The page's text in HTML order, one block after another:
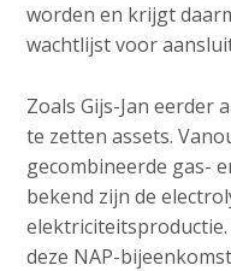
worden en krijgt
wachtlijst voor
Zoals Gijs-Jan eerder
te zetten assets.
gecombineerde gas-
bekend zijn de
deze NAP-